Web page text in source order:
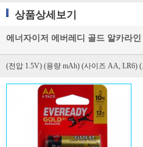
상품상세보기
에너자이저 에버레디 골드 알카라
(전압 1.5V) (용량 mAh) (사이즈 AA, LR6)